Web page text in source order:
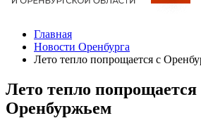
Главная
Новости Оренбурга
Лето тепло попрощается с
Лето тепло попрощается
Оренбуржьем